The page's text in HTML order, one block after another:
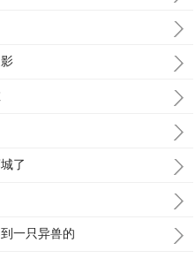
了
一只异兽的